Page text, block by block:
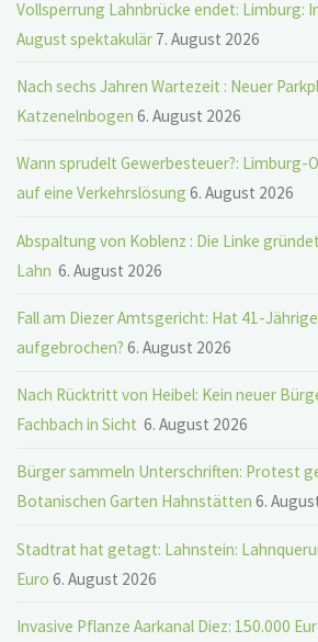
Vollsperrung Lahnbrücke endet: Limburg:
August spektakulär 7. August 2026
Nach sechs Jahren Wartezeit : Neuer
Katzenelnbogen 6. August 2026
Wann sprudelt Gewerbesteuer?: Limburg-
auf eine Verkehrslösung 6. August 2026
Abspaltung von Koblenz : Die Linke
Lahn 6. August 2026
Fall am Diezer Amtsgericht: Hat 41-
aufgebrochen? 6. August 2026
Nach Rücktritt von Heibel: Kein neuer
Fachbach in Sicht 6. August 2026
Bürger sammeln Unterschriften: Protest
Botanischen Garten Hahnstätten 6.
Stadtrat hat getagt: Lahnstein:
Euro 6. August 2026
Invasive Pflanze Aarkanal Diez: 150.000